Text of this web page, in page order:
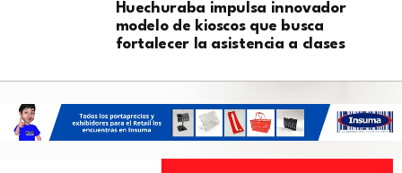
Huechuraba impulsa innovador
modelo de kioscos que busca
fortalecer la asistencia a clases